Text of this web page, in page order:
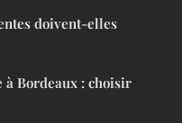
doivent-elles
Bordeaux : choisir